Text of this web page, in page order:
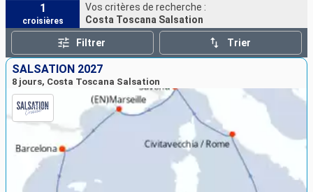
1
croisières
Vos critères de recherche :
Costa Toscana Salsation
Filtrer Trier
SALSATION 2027
8 jours, Costa Toscana Salsation